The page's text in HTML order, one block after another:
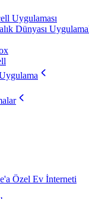
Uygulaması
Dünyası
Özel Ev İnterneti